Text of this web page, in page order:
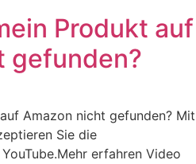
Produkt auf
gefunden?
Amazon nicht gefunden? Mit
Sie die
erfahren Video